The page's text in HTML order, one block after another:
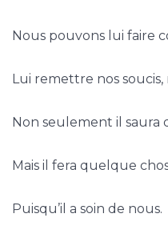
Nous pouvons lui faire
Lui remettre nos soucis,
Non seulement il saura
Mais il fera quelque
Puisqu’il a soin de nous.